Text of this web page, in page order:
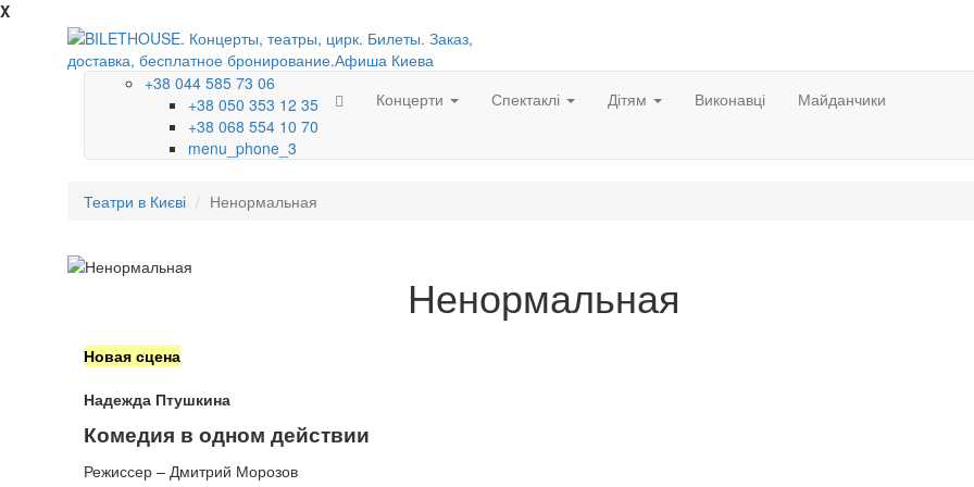
X
+38 044 585 73 06
+38 050 353 12 35
+38 068 554 10 70
menu_phone_3
Концерти Спектаклі Дітям Виконавці Майданчики
Театри в Києві Ненормальная
Ненормальная
Новая сцена
Надежда Птушкина
Комедия в одном действии
Режиссер – Дмитрий Морозов